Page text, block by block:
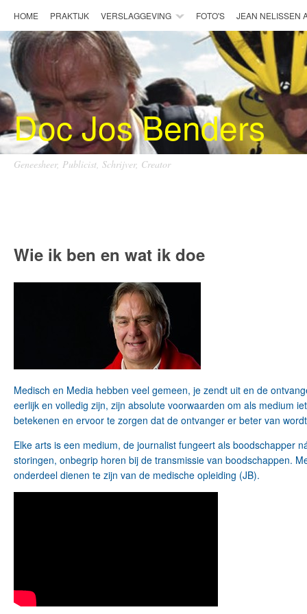
Doc Jos Benders
Geneesheer, Publicist, Schrijver, Creator
HOME PRAKTIJK VERSLAGGEVING FOTO'S JEAN NELISSEN
Wie ik ben en wat ik doe
Medisch en Media hebben veel gemeen, je zendt uit en de
eerlijk en volledig zijn, zijn absolute voorwaarden om als medium
betekenen en ervoor te zorgen dat de ontvanger er beter van
Elke arts is een medium, de journalist fungeert als boodschapper
storingen, onbegrip horen bij de transmissie van boodschappen.
onderdeel dienen te zijn van de medische opleiding (JB).